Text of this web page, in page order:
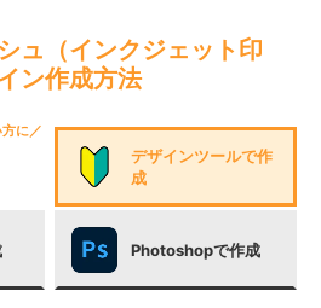
ュ（インクジェット印
ン作成方法
に／
デザインツールで作
成
Photoshopで作成